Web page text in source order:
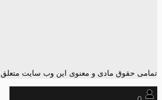
تمامی حقوق مادی و معنوی این وب سایت متعلق